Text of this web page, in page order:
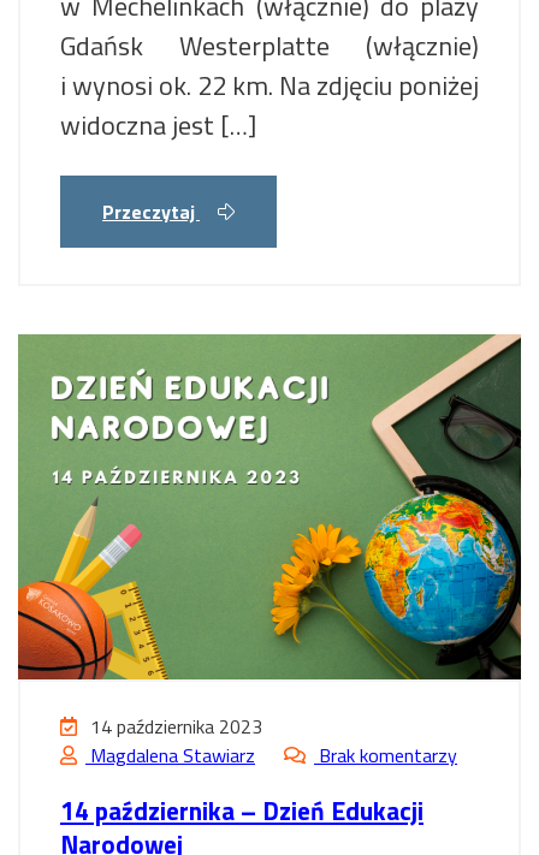
Gdańsk Westerplatte (włącznie)
i wynosi ok. 22 km. Na zdjęciu poniżej
widoczna jest […]
Przeczytaj
14 października 2023
Magdalena Stawiarz
Brak komentarzy
14 października – Dzień Edukacji
Narodowej